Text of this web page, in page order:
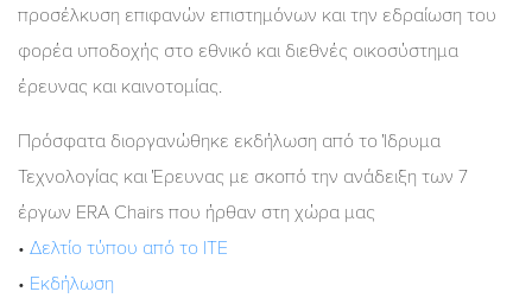
προσέλκυση επιφανών επιστημόνων και την εδραίωση του
φορέα υποδοχής στο εθνικό και διεθνές οικοσύστημα
έρευνας και καινοτομίας.
Πρόσφατα διοργανώθηκε εκδήλωση από το Ίδρυμα
Τεχνολογίας και Έρευνας με σκοπό την ανάδειξη των 7
έργων ERA Chairs που ήρθαν στη χώρα μας
• Δελτίο τύπου από το ΙΤΕ
• Εκδήλωση